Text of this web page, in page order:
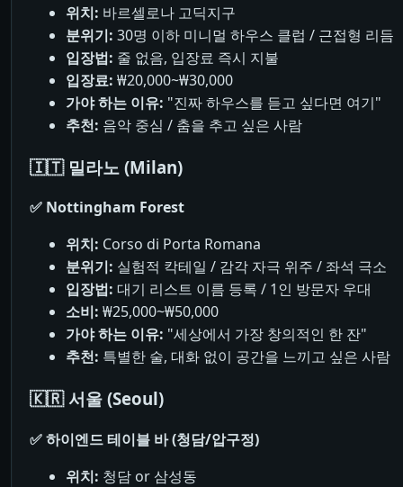
위치: 바르셀로나 고딕지구
분위기: 30명 이하 미니멀 하우스 클럽 / 근접형 리듬
입장법: 줄 없음, 입장료 즉시 지불
입장료: ₩20,000~₩30,000
가야 하는 이유: "진짜 하우스를 듣고 싶다면 여기"
추천: 음악 중심 / 춤을 추고 싶은 사람
🇮🇹 밀라노 (Milan)
✅ Nottingham Forest
위치: Corso di Porta Romana
분위기: 실험적 칵테일 / 감각 자극 위주 / 좌석 극소
입장법: 대기 리스트 이름 등록 / 1인 방문자 우대
소비: ₩25,000~₩50,000
가야 하는 이유: "세상에서 가장 창의적인 한 잔"
추천: 특별한 술, 대화 없이 공간을 느끼고 싶은 사람
🇰🇷 서울 (Seoul)
✅ 하이엔드 테이블 바 (청담/압구정)
위치: 청담 or 삼성동